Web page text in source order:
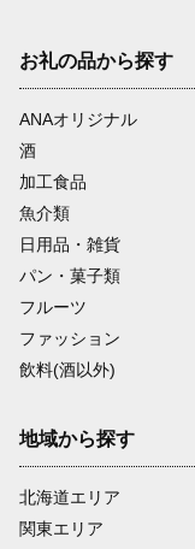
お礼の品から探す
ANAオリジナル
酒
加工食品
魚介類
日用品・雑貨
パン・菓子類
フルーツ
ファッション
飲料(酒以外)
地域から探す
北海道エリア
関東エリア